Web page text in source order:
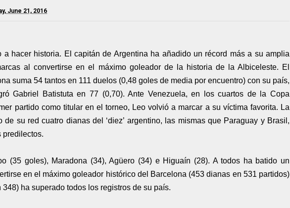
June 21, 2016
a hacer historia. El capitán de Argentina ha añadido un récord más a su amplia
al convertirse en el máximo goleador de la historia de la Albiceleste. El
suma 54 tantos en 111 duelos (0,48 goles de media por encuentro) con su país,
Gabriel Batistuta en 77 (0,70). Ante Venezuela, en los cuartos de la Copa
partido como titular en el torneo, Leo volvió a marcar a su víctima favorita. La
de su red cuatro dianas del ‘diez’ argentino, las mismas que Paraguay y Brasil,
predilectos.
(35 goles), Maradona (34), Agüero (34) e Higuaín (28). A todos ha batido un
en el máximo goleador histórico del Barcelona (453 dianas en 531 partidos)
ha superado todos los registros de su país.